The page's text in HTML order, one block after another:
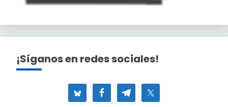
¡Síganos en redes sociales!